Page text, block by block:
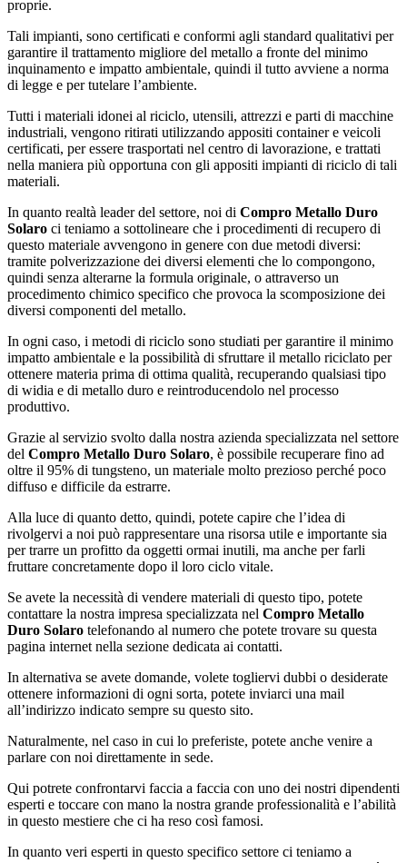
proprie.
Tali impianti, sono certificati e conformi agli standard qualitativi per
garantire il trattamento migliore del metallo a fronte del minimo
inquinamento e impatto ambientale, quindi il tutto avviene a norma
di legge e per tutelare l’ambiente.
Tutti i materiali idonei al riciclo, utensili, attrezzi e parti di macchine
industriali, vengono ritirati utilizzando appositi container e veicoli
certificati, per essere trasportati nel centro di lavorazione, e trattati
nella maniera più opportuna con gli appositi impianti di riciclo di tali
materiali.
In quanto realtà leader del settore, noi di Compro Metallo Duro
Solaro ci teniamo a sottolineare che i procedimenti di recupero di
questo materiale avvengono in genere con due metodi diversi:
tramite polverizzazione dei diversi elementi che lo compongono,
quindi senza alterarne la formula originale, o attraverso un
procedimento chimico specifico che provoca la scomposizione dei
diversi componenti del metallo.
In ogni caso, i metodi di riciclo sono studiati per garantire il minimo
impatto ambientale e la possibilità di sfruttare il metallo riciclato per
ottenere materia prima di ottima qualità, recuperando qualsiasi tipo
di widia e di metallo duro e reintroducendolo nel processo
produttivo.
Grazie al servizio svolto dalla nostra azienda specializzata nel settore
del Compro Metallo Duro Solaro, è possibile recuperare fino ad
oltre il 95% di tungsteno, un materiale molto prezioso perché poco
diffuso e difficile da estrarre.
Alla luce di quanto detto, quindi, potete capire che l’idea di
rivolgervi a noi può rappresentare una risorsa utile e importante sia
per trarre un profitto da oggetti ormai inutili, ma anche per farli
fruttare concretamente dopo il loro ciclo vitale.
Se avete la necessità di vendere materiali di questo tipo, potete
contattare la nostra impresa specializzata nel Compro Metallo
Duro Solaro telefonando al numero che potete trovare su questa
pagina internet nella sezione dedicata ai contatti.
In alternativa se avete domande, volete togliervi dubbi o desiderate
ottenere informazioni di ogni sorta, potete inviarci una mail
all’indirizzo indicato sempre su questo sito.
Naturalmente, nel caso in cui lo preferiste, potete anche venire a
parlare con noi direttamente in sede.
Qui potrete confrontarvi faccia a faccia con uno dei nostri dipendenti
esperti e toccare con mano la nostra grande professionalità e l’abilità
in questo mestiere che ci ha reso così famosi.
In quanto veri esperti in questo specifico settore ci teniamo a